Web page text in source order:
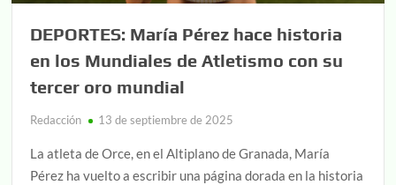
DEPORTES: María Pérez hace historia
en los Mundiales de Atletismo con su
tercer oro mundial
Redacción 13 de septiembre de 2025
La atleta de Orce, en el Altiplano de Granada, María
Pérez ha vuelto a escribir una página dorada en la historia